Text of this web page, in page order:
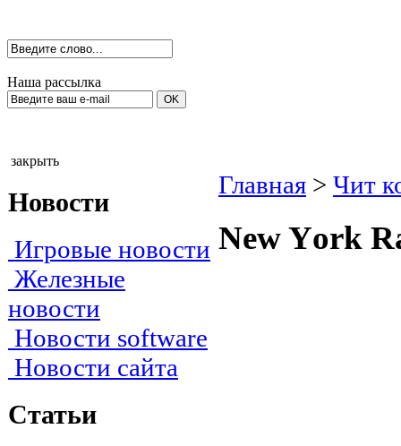
Наша рассылка
закрыть
Новости
Игровые новости
Железные
новости
Новости software
Новости сайта
Статьи
Главная > Чит
New Yоrk